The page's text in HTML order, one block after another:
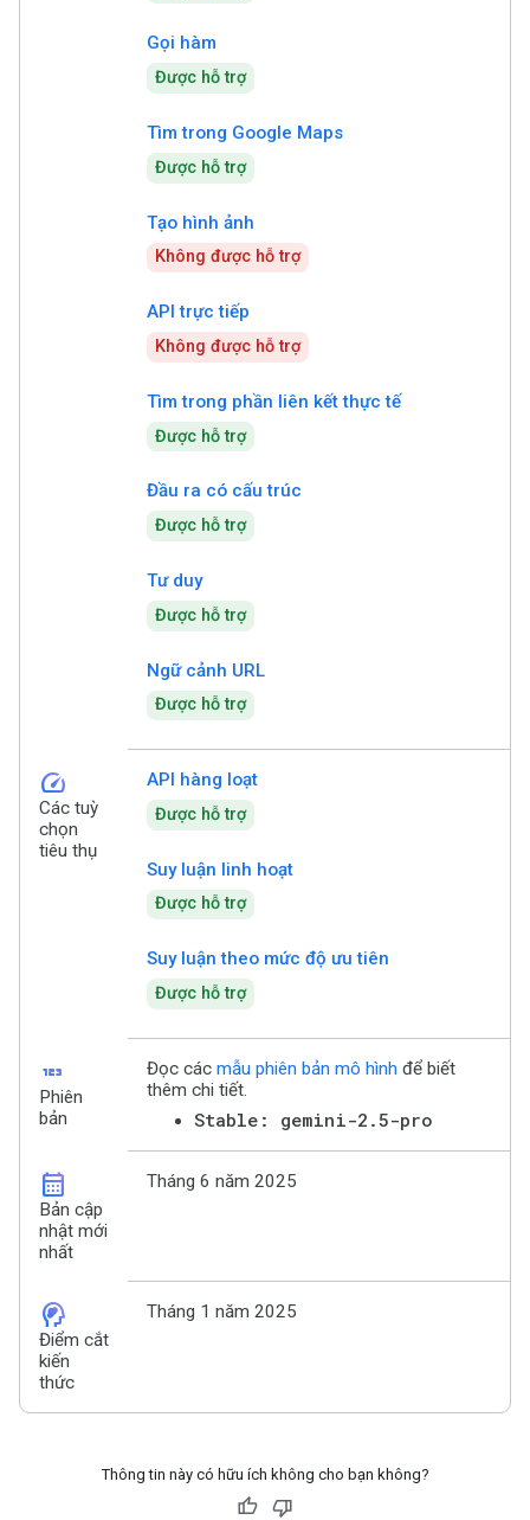
Gọi hàm
Được hỗ trợ
Tìm trong Google Maps
Được hỗ trợ
Tạo hình ảnh
Không được hỗ trợ
API trực tiếp
Không được hỗ trợ
Tìm trong phần liên kết thực tế
Được hỗ trợ
Đầu ra có cấu trúc
Được hỗ trợ
Tư duy
Được hỗ trợ
Ngữ cảnh URL
Được hỗ trợ
speed
Các tuỳ
chọn
tiêu thụ
API hàng loạt
Được hỗ trợ
Suy luận linh hoạt
Được hỗ trợ
Suy luận theo mức độ ưu tiên
Được hỗ trợ
123
Phiên
bản
Đọc các mẫu phiên bản mô hình để biết
thêm chi tiết.
Stable: gemini-2.5-pro
calendar_month
Bản cập
nhật mới
nhất
Tháng 6 năm 2025
cognition_2
Điểm cắt
kiến
thức
Tháng 1 năm 2025
Thông tin này có hữu ích không cho bạn không?